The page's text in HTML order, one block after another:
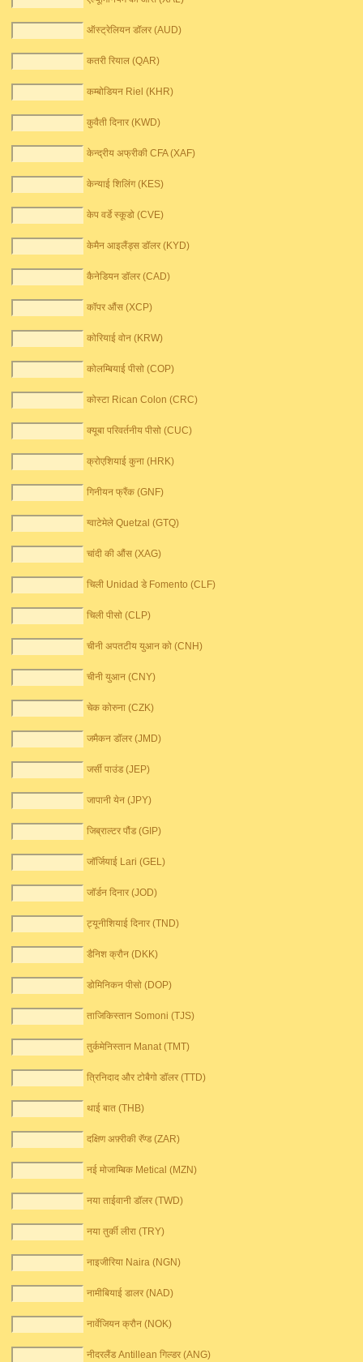
ऑस्ट्रेलियन डॉलर (AUD)
कतरी रियाल (QAR)
कम्बोडियन Riel (KHR)
कुवैती दिनार (KWD)
केन्द्रीय अफ्रीकी CFA (XAF)
केन्याई शिलिंग (KES)
केप वर्डे स्कूडो (CVE)
केमैन आइलैंड्स डॉलर (KYD)
कैनेडियन डॉलर (CAD)
कॉपर औंस (XCP)
कोरियाई वोन (KRW)
कोलम्बियाई पीसो (COP)
कोस्टा Rican Colon (CRC)
क्यूबा परिवर्तनीय पीसो (CUC)
क्रोएशियाई कुना (HRK)
गिनीयन फ्रैंक (GNF)
ग्वाटेमेले Quetzal (GTQ)
चांदी की औंस (XAG)
चिली Unidad डे Fomento (CLF)
चिली पीसो (CLP)
चीनी अपतटीय युआन को (CNH)
चीनी युआन (CNY)
चेक कोरुना (CZK)
जमैकन डॉलर (JMD)
जर्सी पाउंड (JEP)
जापानी येन (JPY)
जिब्राल्टर पौंड (GIP)
जॉर्जियाई Lari (GEL)
जॉर्डन दिनार (JOD)
ट्यूनीशियाई दिनार (TND)
डैनिश क्रौन (DKK)
डोमिनिकन पीसो (DOP)
ताजिकिस्तान Somoni (TJS)
तुर्कमेनिस्तान Manat (TMT)
त्रिनिदाद और टोबैगो डॉलर (TTD)
थाई बात (THB)
दक्षिण अफ़्रीकी रॅण्ड (ZAR)
नई मोजाम्बिक Metical (MZN)
नया ताईवानी डॉलर (TWD)
नया तुर्की लीरा (TRY)
नाइजीरिया Naira (NGN)
नामीबियाई डालर (NAD)
नार्वेजियन क्रौन (NOK)
नीदरलैंड Antillean गिल्डर (ANG)